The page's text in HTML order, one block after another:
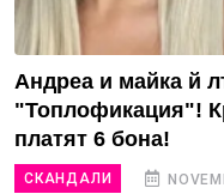
Андреа и майка й
"Топлофикация"!
платят 6 бона!
СКАНДАЛИ